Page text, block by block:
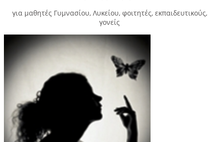
για μαθητές Γυμνασίου, Λυκείου, φοιτητές, εκπαιδευτικούς,
γονείς